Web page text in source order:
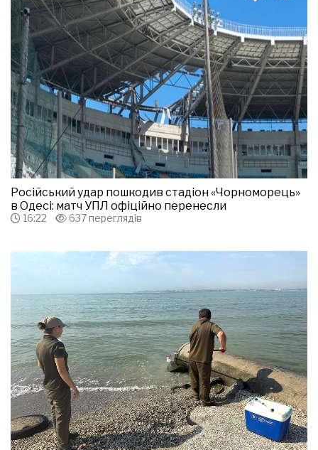
Російський удар пошкодив стадіон «Чорноморець»
в Одесі: матч УПЛ офіційно перенесли
16:22 637 переглядів